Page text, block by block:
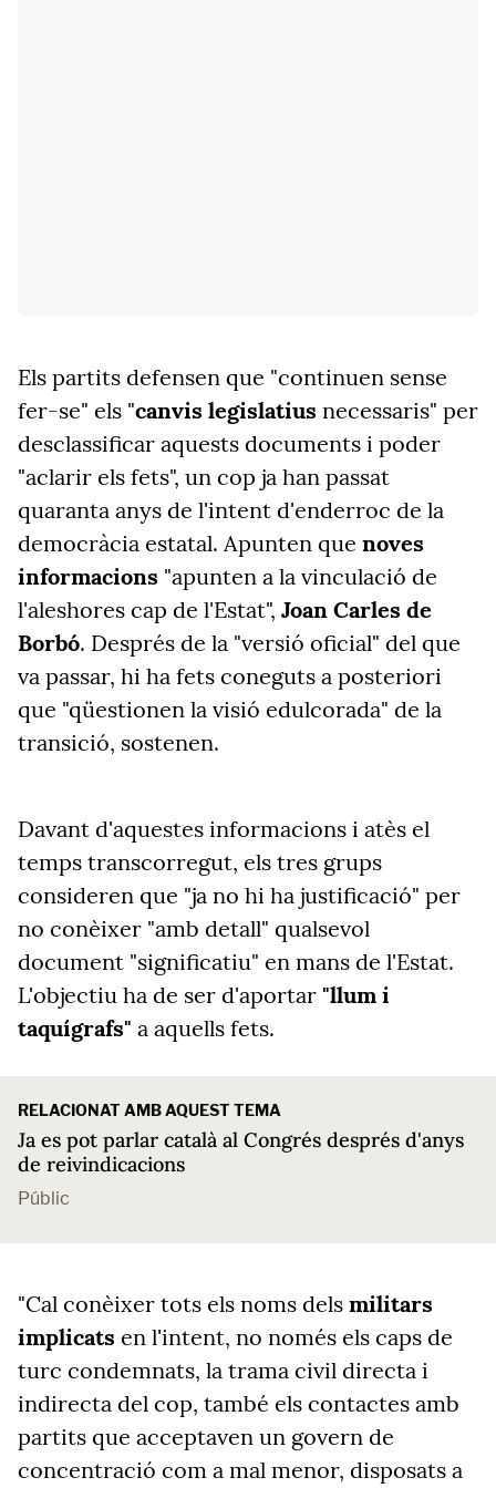
Els partits defensen que "continuen sense
fer-se" els "canvis legislatius necessaris" per
desclassificar aquests documents i poder
"aclarir els fets", un cop ja han passat
quaranta anys de l'intent d'enderroc de la
democràcia estatal. Apunten que noves
informacions "apunten a la vinculació de
l'aleshores cap de l'Estat", Joan Carles de
Borbó. Després de la "versió oficial" del que
va passar, hi ha fets coneguts a posteriori
que "qüestionen la visió edulcorada" de la
transició, sostenen.
Davant d'aquestes informacions i atès el
temps transcorregut, els tres grups
consideren que "ja no hi ha justificació" per
no conèixer "amb detall" qualsevol
document "significatiu" en mans de l'Estat.
L'objectiu ha de ser d'aportar "llum i
taquígrafs" a aquells fets.
RELACIONAT AMB AQUEST TEMA
Ja es pot parlar català al Congrés després d'anys
de reivindicacions
Públic
"Cal conèixer tots els noms dels militars
implicats en l'intent, no només els caps de
turc condemnats, la trama civil directa i
indirecta del cop, també els contactes amb
partits que acceptaven un govern de
concentració com a mal menor, disposats a